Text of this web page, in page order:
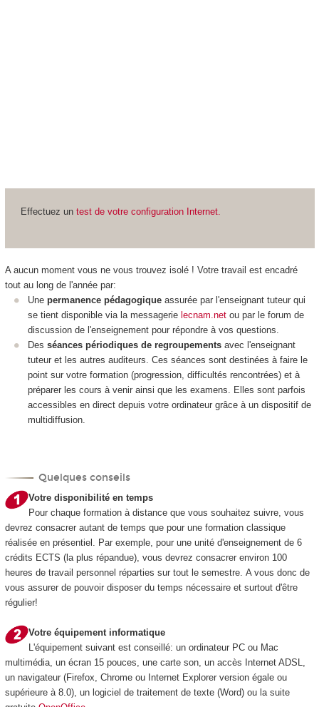
Effectuez un test de votre configuration Internet.
A aucun moment vous ne vous trouvez isolé ! Votre travail est encadré
tout au long de l'année par:
Une permanence pédagogique assurée par l'enseignant tuteur qui
se tient disponible via la messagerie lecnam.net ou par le forum de
discussion de l'enseignement pour répondre à vos questions.
Des séances périodiques de regroupements avec l'enseignant
tuteur et les autres auditeurs. Ces séances sont destinées à faire le
point sur votre formation (progression, difficultés rencontrées) et à
préparer les cours à venir ainsi que les examens. Elles sont parfois
accessibles en direct depuis votre ordinateur grâce à un dispositif de
multidiffusion.
Quelques conseils
Votre disponibilité en temps
Pour chaque formation à distance que vous souhaitez suivre, vous
devrez consacrer autant de temps que pour une formation classique
réalisée en présentiel. Par exemple, pour une unité d'enseignement de 6
crédits ECTS (la plus répandue), vous devrez consacrer environ 100
heures de travail personnel réparties sur tout le semestre. A vous donc de
vous assurer de pouvoir disposer du temps nécessaire et surtout d'être
régulier!
Votre équipement informatique
L'équipement suivant est conseillé: un ordinateur PC ou Mac
multimédia, un écran 15 pouces, une carte son, un accès Internet ADSL,
un navigateur (Firefox, Chrome ou Internet Explorer version égale ou
supérieure à 8.0), un logiciel de traitement de texte (Word) ou la suite